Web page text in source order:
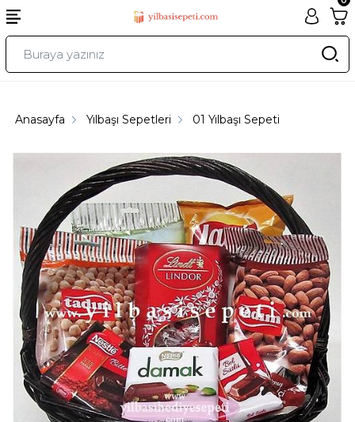
Anasayfa Yılbaşı Sepetleri 01 Yılbaşı Sepeti